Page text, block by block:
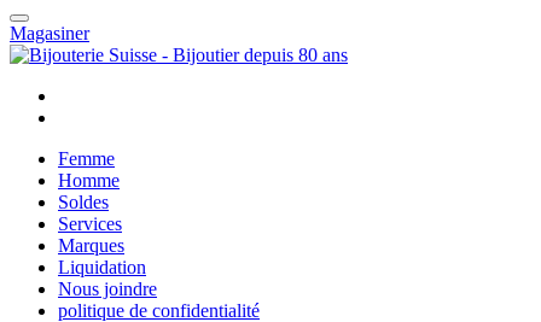
Magasiner
Femme
Homme
Soldes
Services
Marques
Liquidation
Nous joindre
politique de confidentialité